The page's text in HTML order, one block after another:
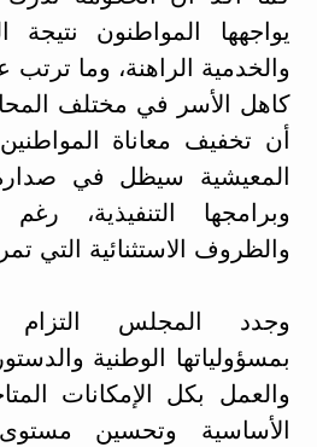
يواجهها المواطنون نتيجة
والخدمية الراهنة، وما ترتب
كاهل الأسر في مختلف
أن تخفيف معاناة
المعيشية سيظل في
وبرامجها التنفيذية،
والظروف الاستثنائية التي تمر
وجدد المجلس التزام
بمسؤولياتها الوطنية
والعمل بكل الإمكانات
الأساسية وتحسين مستوى